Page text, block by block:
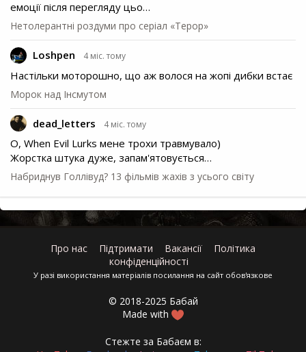
емоції після перегляду цьо…
Нетолерантні роздуми про серіал «Терор»
Loshpen 4 міс. тому
Настільки моторошно, що аж волося на жопі дибки встає
Морок над Інсмутом
dead_letters 4 міс. тому
О, When Evil Lurks мене трохи травмувало)
Жорстка штука дуже, запам'ятовується…
Набриднув Голлівуд? 13 фільмів жахів з усього світу
Про нас Підтримати Вакансії
Політика
конфіденційності
У разі використання матеріалів посилання на сайт обов'язкове
© 2018-2025 Бабай
Made with
Стежте за Бабаєм в: